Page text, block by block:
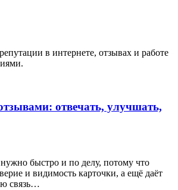
в интернете, отзывах и работе
отвечать, улучшать,
быстро и по делу, потому что
и видимость карточки, а ещё даёт
связь…